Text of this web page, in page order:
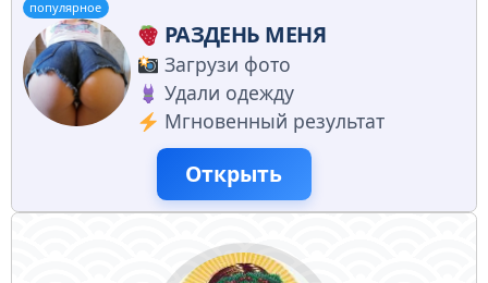
популярное
РАЗДЕНЬ МЕНЯ
Загрузи фото
Удали одежду
Мгновенный результат
Открыть